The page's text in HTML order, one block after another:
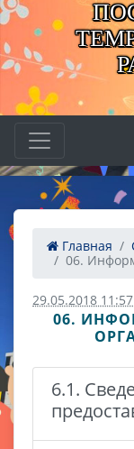
Главная
06.
29.05.2018 11:57
06.
6.1.